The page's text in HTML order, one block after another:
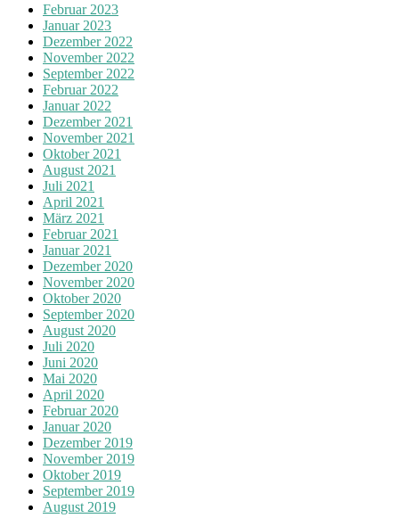
Februar 2023
Januar 2023
Dezember 2022
November 2022
September 2022
Februar 2022
Januar 2022
Dezember 2021
November 2021
Oktober 2021
August 2021
Juli 2021
April 2021
März 2021
Februar 2021
Januar 2021
Dezember 2020
November 2020
Oktober 2020
September 2020
August 2020
Juli 2020
Juni 2020
Mai 2020
April 2020
Februar 2020
Januar 2020
Dezember 2019
November 2019
Oktober 2019
September 2019
August 2019